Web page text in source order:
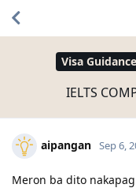
Visa Guidance
IELTS
aipangan Sep 6,
Meron ba dito